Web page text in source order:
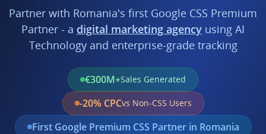
Partner with Romania's first Google CSS Premium
Partner - a digital marketing agency using AI
Technology and enterprise-grade tracking
€300M+Sales Generated
-20% CPCvs Non-CSS Users
First Google Premium CSS Partner in Romania